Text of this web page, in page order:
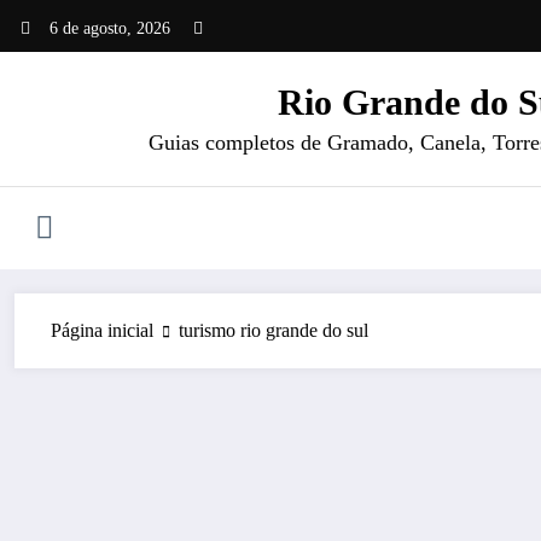
6 de agosto, 2026
Rio Grande do
Guias completos de Gramado, Canela,
Página inicial turismo rio grande do sul